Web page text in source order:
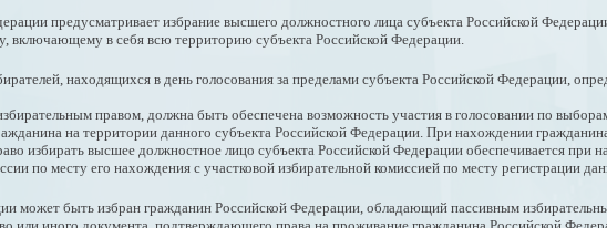
предусматривает избрание высшего должностного лица субъекта Российской
включающему в себя всю территорию субъекта Российской Федерации.
находящихся в день голосования за пределами субъекта Российской Федерации,
правом, должна быть обеспечена возможность участия в голосовании по
на территории данного субъекта Российской Федерации. При нахождении
избирать высшее должностное лицо субъекта Российской Федерации обеспечивается при
по месту его нахождения с участковой избирательной комиссией по месту регистрации
может быть избран гражданин Российской Федерации, обладающий пассивным